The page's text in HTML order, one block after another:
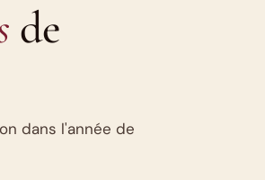
de
dans l'année de